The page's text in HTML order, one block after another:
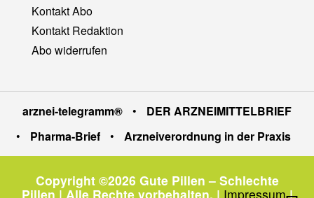
Kontakt Abo
Kontakt Redaktion
Abo widerrufen
arznei-telegramm® •
DER ARZNEIMITTELBRIEF
•
Pharma-Brief • Arzneiverordnung in der Praxis
Copyright ©2026 Gute Pillen – Schlechte
Pillen | Alle Rechte vorbehalten. | Impressum |